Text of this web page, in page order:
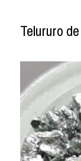
Telururo